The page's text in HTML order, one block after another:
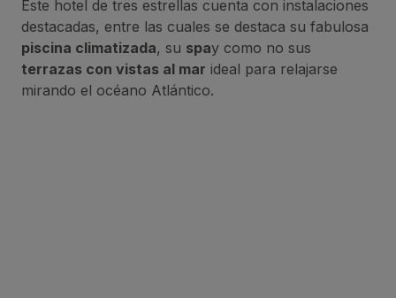
Este hotel de tres estrellas cuenta con instalaciones
destacadas, entre las cuales se destaca su fabulosa
piscina climatizada, su spay como no sus
terrazas con vistas al mar ideal para relajarse
mirando el océano Atlántico.